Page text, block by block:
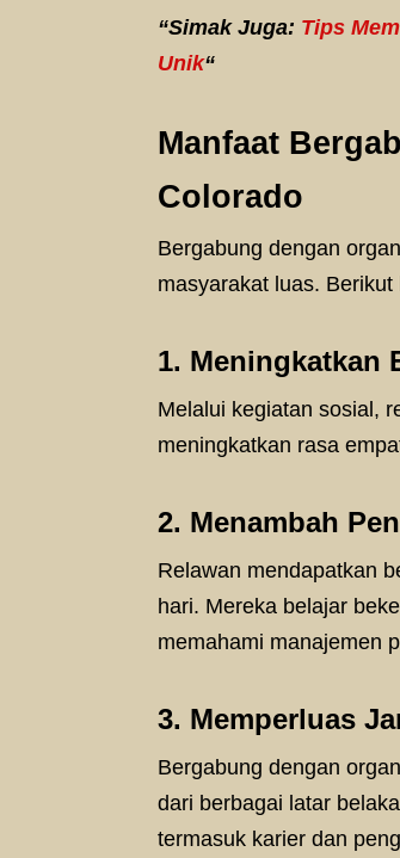
“Simak Juga: Tips
Unik“
Manfaat
Colorado
Bergabung dengan
masyarakat luas.
1. Meningkatkan
Melalui kegiatan sosial,
meningkatkan rasa
2. Menambah
Relawan mendapatkan
hari. Mereka belajar
memahami manajemen
3. Memperluas
Bergabung dengan
dari berbagai latar
termasuk karier dan